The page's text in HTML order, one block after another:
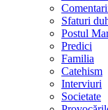
Sfaturi
Postul
Predici
Familia
Catehism
Interviuri
Societate